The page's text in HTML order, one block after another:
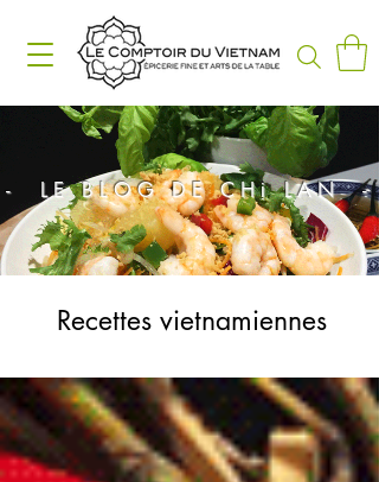
- LE BLOG DE CHị LAN -
Recettes vietnamiennes